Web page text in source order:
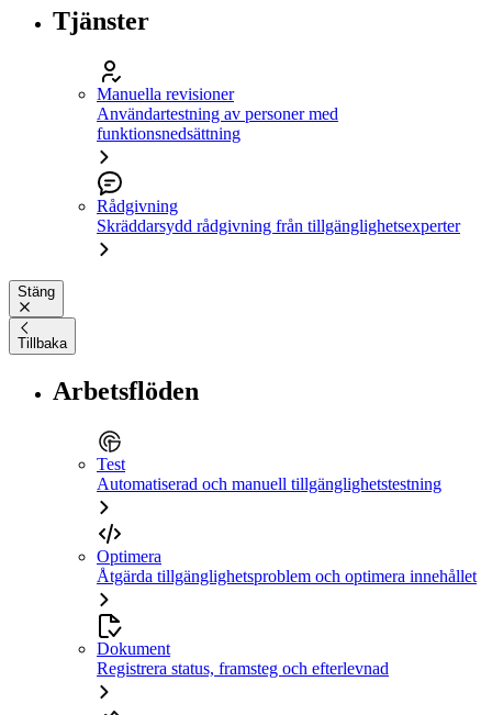
Tjänster
Manuella revisioner
Användartestning av personer med
funktionsnedsättning
Rådgivning
Skräddarsydd rådgivning från tillgänglighetsexperter
Stäng
Tillbaka
Arbetsflöden
Test
Automatiserad och manuell tillgänglighetstestning
Optimera
Åtgärda tillgänglighetsproblem och optimera innehållet
Dokument
Registrera status, framsteg och efterlevnad